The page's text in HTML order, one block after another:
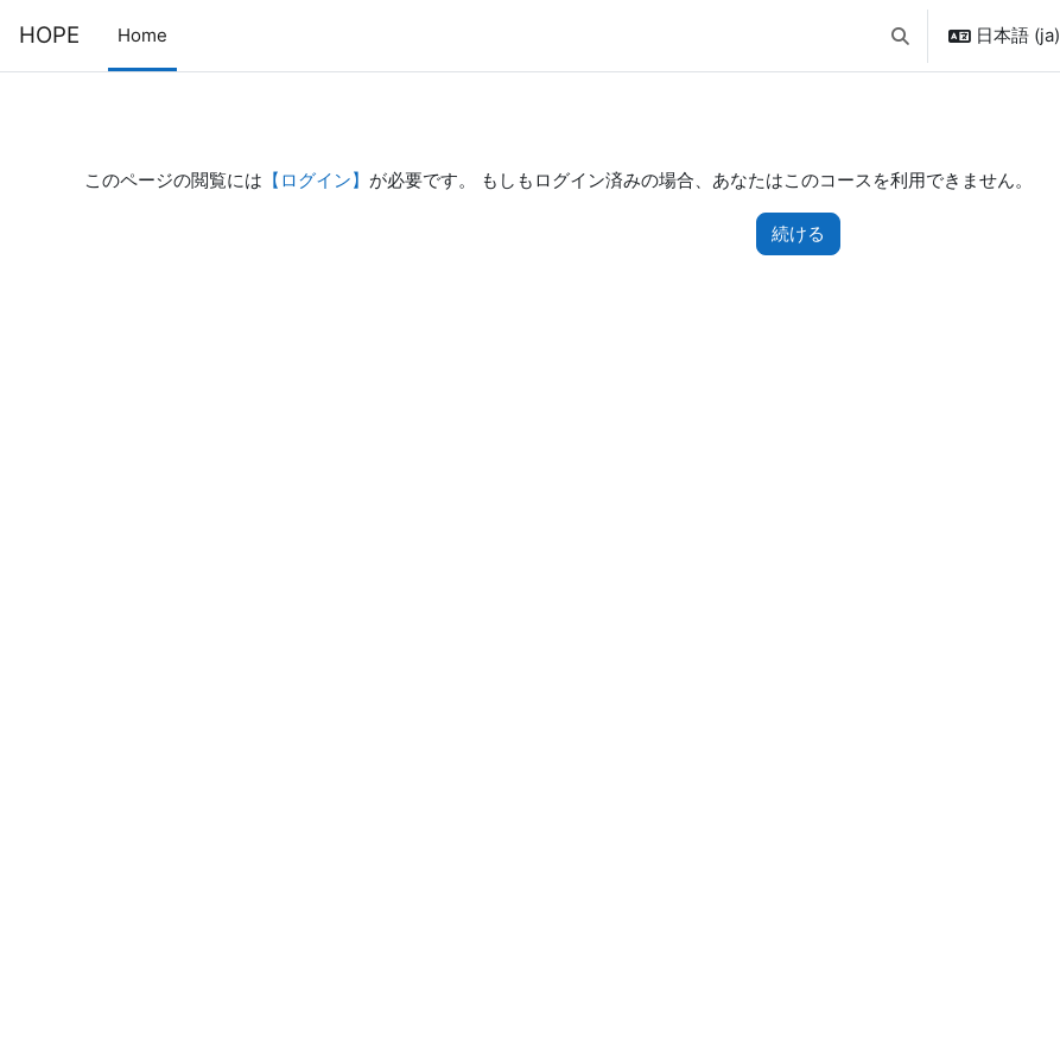
HOPE Home 検索入力に切り替える
日本語 ‎(ja)‎
このページの閲覧には 【ログイン】 が必要です。 もしもログイン済みの場合、あなたはこのコースを利用できません。
続ける